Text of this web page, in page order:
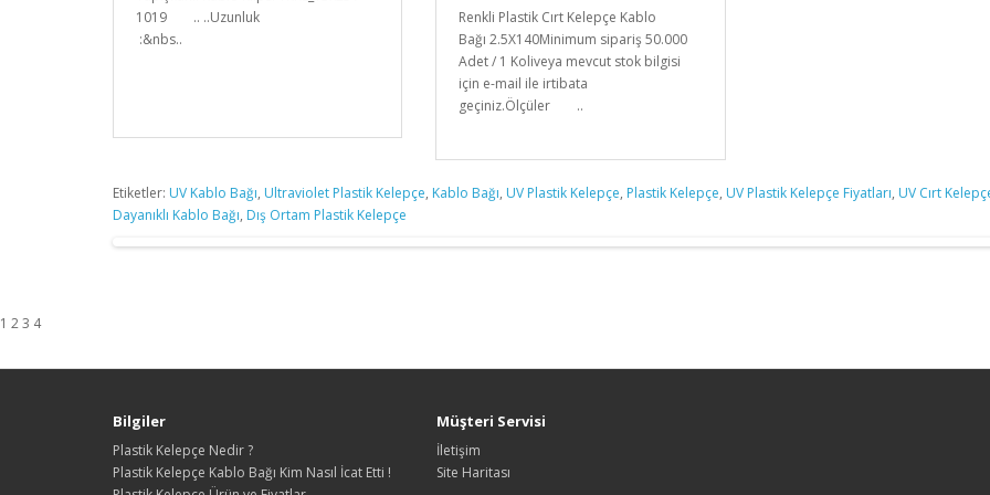
1019 .. ..Uzunluk
:&nbs..
Renkli Plastik Cırt Kelepçe Kablo
Bağı 2.5X140Minimum sipariş 50.000
Adet / 1 Koliveya mevcut stok bilgisi
için e-mail ile irtibata
geçiniz.Ölçüler ..
Etiketler: UV Kablo Bağı, Ultraviolet Plastik Kelepçe, Kablo Bağı, UV Plastik Kelepçe, Plastik Kelepçe, UV Plastik Kelepçe Fiyatları, UV Cırt
Dayanıklı Kablo Bağı, Dış Ortam Plastik Kelepçe
1 2 3 4
Bilgiler
Plastik Kelepçe Nedir ?
Plastik Kelepçe Kablo Bağı Kim Nasıl İcat Etti !
Müşteri Servisi
İletişim
Site Haritası